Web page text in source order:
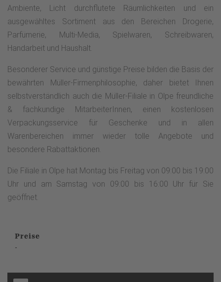
Ambiente, Licht durchflutete Räumlichkeiten und ein
ausgewähltes Sortiment aus den Bereichen Drogerie,
Parfümerie, Multi-Media, Spielwaren, Schreibwaren,
Handarbeit und Haushalt.
Besonderer Service und günstige Preise bilden die Basis der
bewährten Müller-Firmenphilosophie, daher bietet Ihnen
selbstverständlich auch die Müller-Filiale in Olpe freundliche
& fachkundige MitarbeiterInnen, einen kostenlosen
Verpackungsservice für Geschenke und in allen
Warenbereichen immer wieder tolle Angebote und
besondere Rabattaktionen.
Die Filiale in Olpe hat Montag bis Freitag von 09:00 bis 19:00
Uhr und am Samstag von 09:00 bis 16:00 Uhr für Sie
geöffnet.
Preise
-